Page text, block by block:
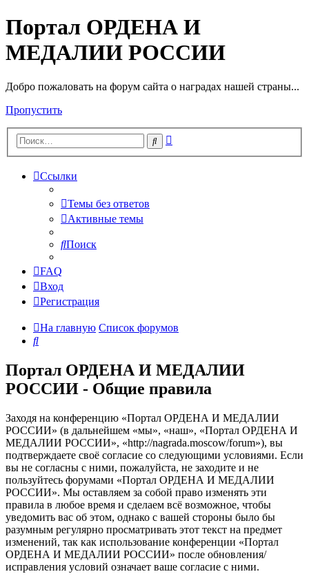
Портал ОРДЕНА И
МЕДАЛИИ РОССИИ
Добро пожаловать на форум сайта о наградах нашей страны...
Пропустить
Поиск
Ссылки
Темы без ответов
Активные темы
Поиск
FAQ
Вход
Регистрация
На главную Список форумов
Поиск
Портал ОРДЕНА И МЕДАЛИИ
РОССИИ - Общие правила
Заходя на конференцию «Портал ОРДЕНА И МЕДАЛИИ
РОССИИ» (в дальнейшем «мы», «наш», «Портал ОРДЕНА И
МЕДАЛИИ РОССИИ», «http://nagrada.moscow/forum»), вы
подтверждаете своё согласие со следующими условиями. Если
вы не согласны с ними, пожалуйста, не заходите и не
пользуйтесь форумами «Портал ОРДЕНА И МЕДАЛИИ
РОССИИ». Мы оставляем за собой право изменять эти
правила в любое время и сделаем всё возможное, чтобы
уведомить вас об этом, однако с вашей стороны было бы
разумным регулярно просматривать этот текст на предмет
изменений, так как использование конференции «Портал
ОРДЕНА И МЕДАЛИИ РОССИИ» после обновления/
исправления условий означает ваше согласие с ними.